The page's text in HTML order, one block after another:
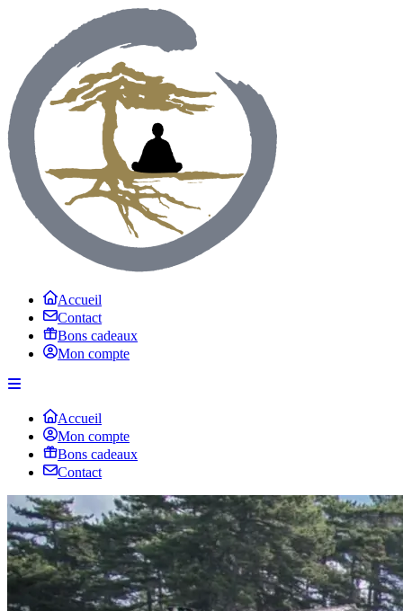
Accueil
Contact
Bons cadeaux
Mon compte
Accueil
Mon compte
Bons cadeaux
Contact